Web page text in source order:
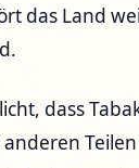
das Land
dass